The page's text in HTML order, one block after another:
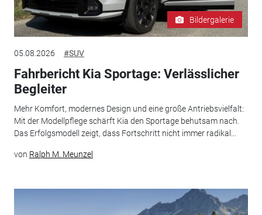
Bildergalerie
05.08.2026 #SUV
Fahrbericht Kia Sportage: Verlässlicher
Begleiter
Mehr Komfort, modernes Design und eine große Antriebsvielfalt:
Mit der Modellpflege schärft Kia den Sportage behutsam nach.
Das Erfolgsmodell zeigt, dass Fortschritt nicht immer radikal...
von Ralph M. Meunzel